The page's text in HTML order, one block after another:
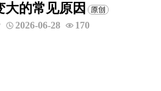
大的常见原因
2026-06-28 170